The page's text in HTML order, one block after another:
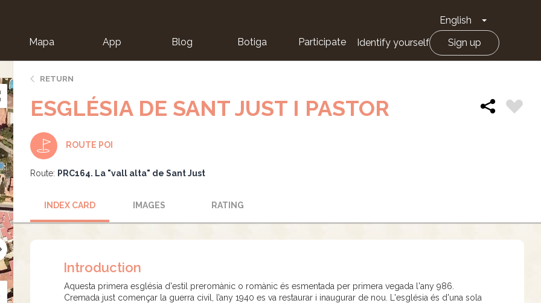
English Toggle
Mapa App Blog Botiga Participate Identify yourself Sign up
RETURN
ESGLÉSIA DE SANT JUST I PASTOR
ROUTE POI
Route: PRC164. La "vall alta" de Sant Just
INDEX CARD IMAGES RATING
Introduction
Aquesta primera església d'estil preromànic o romànic és esmentada per primera vegada l'any 986.
Cremada just començar la guerra civil, l’any 1940 es va restaurar i inaugurar de nou. L'església és d'una sola